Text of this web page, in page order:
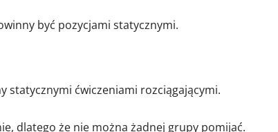
być pozycjami statycznymi.
statycznymi ćwiczeniami rozciągającymi.
dlatego że nie można żadnej grupy pomijać.